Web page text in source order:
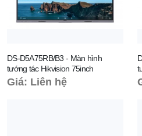
DS-D5A75RB/B3 - Màn hình
tướng tác Hikvision 75inch
Giá: Liên hệ